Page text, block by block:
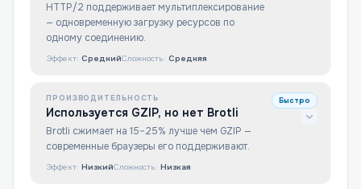
HTTP/2 поддерживает мультиплексирование
— одновременную загрузку ресурсов по
одному соединению.
Эффект: СреднийСложность: Средняя
ПРОИЗВОДИТЕЛЬНОСТЬ
Используется GZIP, но нет Brotli
Brotli сжимает на 15–25% лучше чем GZIP —
современные браузеры его поддерживают.
Быстро
Эффект: НизкийСложность: Низкая